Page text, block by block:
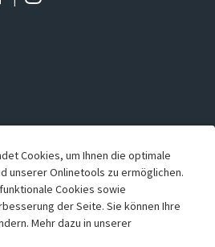
Cookies, um Ihnen die optimale
unserer Onlinetools zu ermöglichen.
Cookies sowie
der Seite. Sie können Ihre
Mehr dazu in unserer